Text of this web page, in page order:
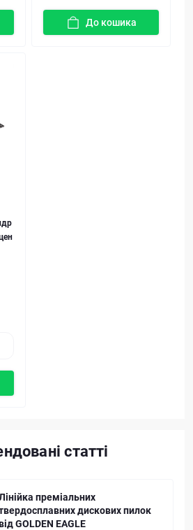
До кошика
статті
преміальних
дискових пилок
GOLDEN EAGLE